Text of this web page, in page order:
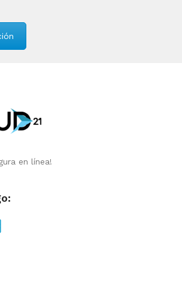
en línea!